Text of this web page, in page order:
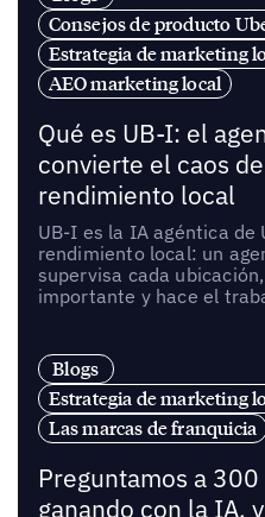
Consejos de producto
Estrategia de marketing
AEO marketing local
Qué es UB-I: el
convierte el caos
rendimiento local
UB-I es la IA agéntica de
rendimiento local: un
supervisa cada
importante y hace el
Blogs
Estrategia de marketing
Las marcas de franquicia
Preguntamos a
ganando con la IA,